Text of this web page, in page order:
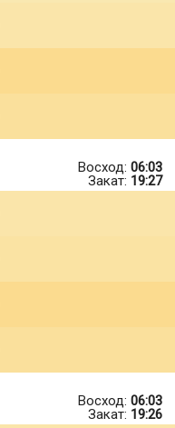
Восход: 06:03
Закат: 19:27
Восход: 06:03
Закат: 19:26